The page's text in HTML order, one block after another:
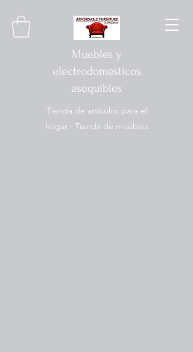
Muebles y
electrodomésticos
asequibles
Tienda de artículos para el
hogar · Tienda de muebles